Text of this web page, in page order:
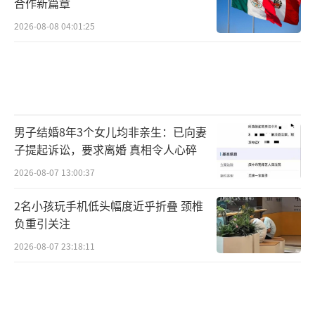
2026-08-08 04:01:25
男子结婚8年3个女儿均非亲生：已向妻
子提起诉讼，要求离婚 真相令人心碎
2026-08-07 13:00:37
2名小孩玩手机低头幅度近乎折叠 颈椎
负重引关注
2026-08-07 23:18:11